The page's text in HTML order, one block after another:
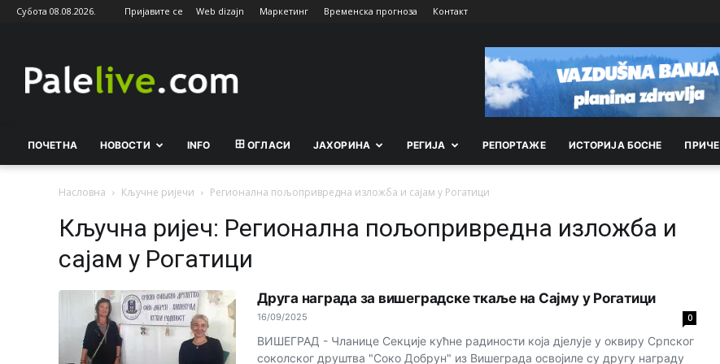
Субота 08.08.2026. Пријавите се Web dizajn Маркетинг Временска прогноза Контакт
ПОЧЕТНА НОВОСТИ INFO ОГЛАСИ ЈАХОРИНА РEГИЈА РEПОРТАЖE ИСТОРИЈА БОСНЕ ПРИЧЕ
Насловна Кључне ријечи Регионална пољопривредна изложба и сајам у Рогатици
Кључна ријеч: Регионална пољопривредна изложба и
сајам у Рогатици
Друга награда за вишеградске ткаље на Сајму у Рогатици
16/09/2025 0
ВИШЕГРАД - Чланице Секције кућне радиности која дјелује у оквиру Српског
соколског друштва "Соко Добрун" из Вишеграда освојиле су другу награду